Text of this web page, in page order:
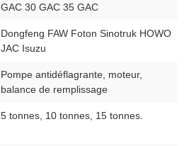
GAC 30 GAC 35 GAC
Dongfeng FAW Foton Sinotruk HOWO
JAC Isuzu
Pompe antidéflagrante, moteur,
balance de remplissage
5 tonnes, 10 tonnes, 15 tonnes.